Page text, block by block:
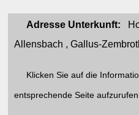
Adresse Unterkunft:
Allensbach , Gallus-
Klicken Sie auf die
entsprechende Seite aufzurufen.